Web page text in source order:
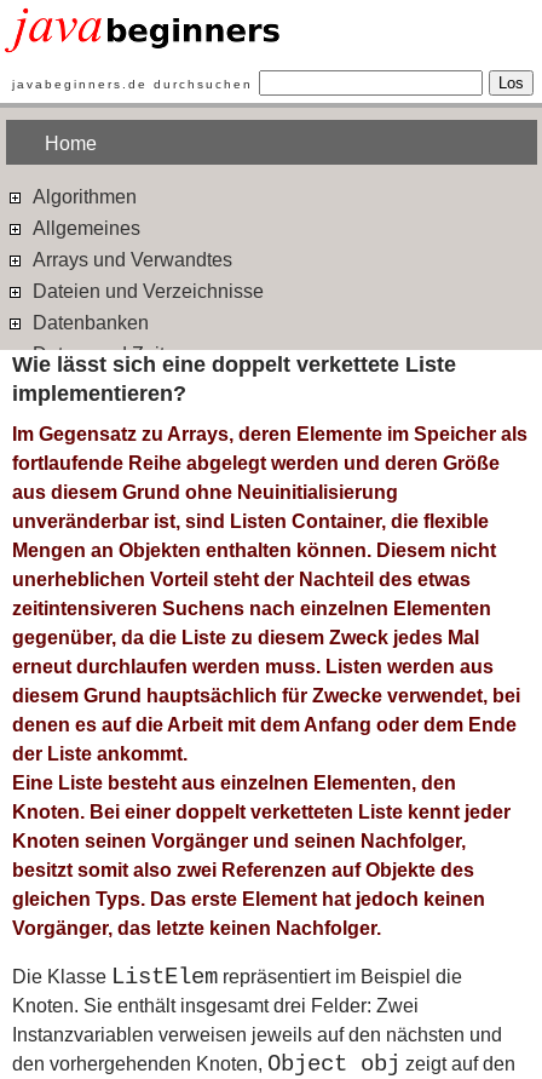
javabeginners.de durchsuchen Los
Home
Algorithmen
Allgemeines
Arrays und Verwandtes
Dateien und Verzeichnisse
Datenbanken
Datum und Zeit
Design Patterns
Ereignisbehandlung
Exceptions
Frameworks
Grafik
Grundlagen
IDE
Klassen und Interfaces
Layout
Mac-Besonderheiten
Mathematisches
Netzwerk
Sammlungen und Listen
Schleifen und Verzweigungen
Schrift
String
Swing
Threads
Tools
XML
Wie lässt sich eine doppelt verkettete Liste
implementieren?
Im Gegensatz zu Arrays, deren Elemente im Speicher als
fortlaufende Reihe abgelegt werden und deren Größe
aus diesem Grund ohne Neuinitialisierung
unveränderbar ist, sind Listen Container, die flexible
Mengen an Objekten enthalten können. Diesem nicht
unerheblichen Vorteil steht der Nachteil des etwas
zeitintensiveren Suchens nach einzelnen Elementen
gegenüber, da die Liste zu diesem Zweck jedes Mal
erneut durchlaufen werden muss. Listen werden aus
diesem Grund hauptsächlich für Zwecke verwendet, bei
denen es auf die Arbeit mit dem Anfang oder dem Ende
der Liste ankommt.
Eine Liste besteht aus einzelnen Elementen, den
Knoten. Bei einer doppelt verketteten Liste kennt jeder
Knoten seinen Vorgänger und seinen Nachfolger,
besitzt somit also zwei Referenzen auf Objekte des
gleichen Typs. Das erste Element hat jedoch keinen
Vorgänger, das letzte keinen Nachfolger.
Die Klasse ListElem repräsentiert im Beispiel die
Knoten. Sie enthält insgesamt drei Felder: Zwei
Instanzvariablen verweisen jeweils auf den nächsten und
den vorhergehenden Knoten, Object obj zeigt auf den